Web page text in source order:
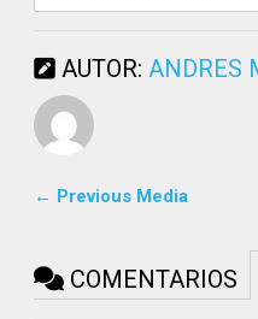
AUTOR:ANDRES
← Previous Media
COMENTARIOS